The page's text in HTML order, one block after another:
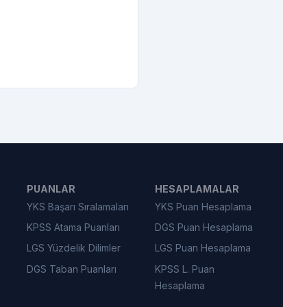
PUANLAR
YKS Başarı Sıralamaları
KPSS Atama Puanları
LGS Yüzdelik Dilimler
DGS Taban Puanları
HESAPLAMALAR
YKS Puan Hesaplama
DGS Puan Hesaplama
LGS Puan Hesaplama
KPSS L. Puan
Hesaplama